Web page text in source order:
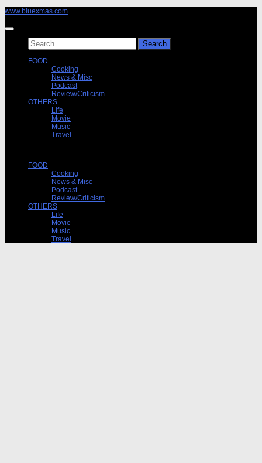
Skip
content
www.bluexmas.com
Search
for:
FOOD
Cooking
News & Misc
Podcast
Review/Criticism
OTHERS
Life
Movie
Music
Travel
FOOD
Cooking
News & Misc
Podcast
Review/Criticism
OTHERS
Life
Movie
Music
Travel